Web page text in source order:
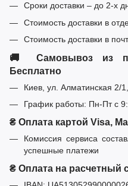
Сроки доставки – до 2-х
Стоимость доставки в
Стоимость доставки в
🚚 Самовывоз из
Бесплатно
Киев, ул. Алматинская 2/
График работы: Пн-Пт с
₴ Оплата картой Visa,
Комиссия сервиса
успешные платежи
₴ Оплата на расчетный